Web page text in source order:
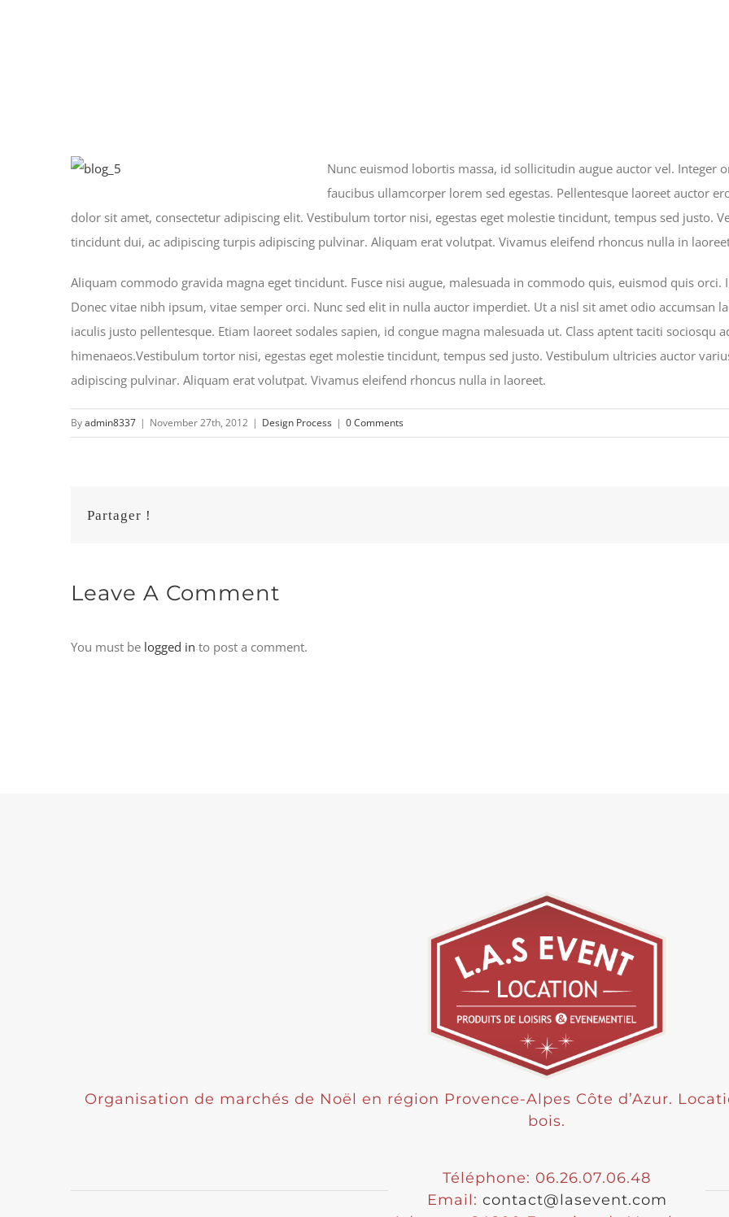
Nunc euismod lobortis massa, id sollicitudin augue auctor vel.
faucibus ullamcorper lorem sed egestas. Pellentesque laoreet auctor
dolor sit amet, consectetur adipiscing elit. Vestibulum tortor nisi, egestas eget molestie tincidunt, tempus sed justo.
tincidunt dui, ac adipiscing turpis adipiscing pulvinar. Aliquam erat volutpat. Vivamus eleifend rhoncus nulla in
Aliquam commodo gravida magna eget tincidunt. Fusce nisi augue, malesuada in commodo quis, euismod quis
Donec vitae nibh ipsum, vitae semper orci. Nunc sed elit in nulla auctor imperdiet. Ut a nisl sit amet odio accumsan
iaculis justo pellentesque. Etiam laoreet sodales sapien, id congue magna malesuada ut. Class aptent taciti
himenaeos.Vestibulum tortor nisi, egestas eget molestie tincidunt, tempus sed justo. Vestibulum ultricies auctor
adipiscing pulvinar. Aliquam erat volutpat. Vivamus eleifend rhoncus nulla in laoreet.
Byadmin8337 | November 27th, 2012 | Design Process | 0 Comments
Partager !
Leave A Comment
You must be logged in to post a comment.
Organisation de marchés de Noël en région Provence-Alpes Côte d’Azur.
bois.
Téléphone: 06.26.07.06.48
Email: contact@lasevent.com